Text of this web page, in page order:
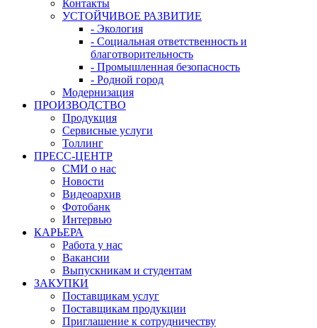
Контакты
УСТОЙЧИВОЕ РАЗВИТИЕ
- Экология
- Социальная ответственность и
благотворительность
- Промышленная безопасность
- Родной город
Модернизация
ПРОИЗВОДСТВО
Продукция
Сервисные услуги
Толлинг
ПРЕСС-ЦЕНТР
СМИ о нас
Новости
Видеоархив
Фотобанк
Интервью
КАРЬЕРА
Работа у нас
Вакансии
Выпускникам и студентам
ЗАКУПКИ
Поставщикам услуг
Поставщикам продукции
Приглашение к сотрудничеству